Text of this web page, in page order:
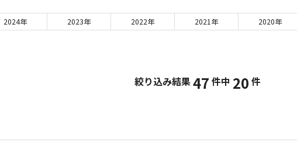
2024年 2023年 2022年 2021年 2020年
絞り込み結果47 件中 20 件